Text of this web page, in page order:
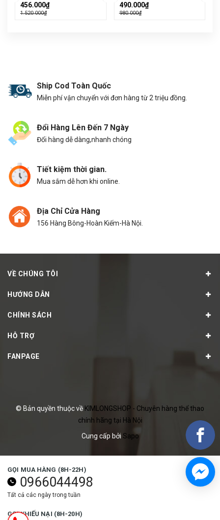
456.000₫
1.520.000₫
490.000₫
980.000₫
Ship Cod Toàn Quốc
Miễn phí vận chuyển với đơn hàng từ 2 triệu đồng.
Đổi Hàng Lên Đến 7 Ngày
Đổi hàng dễ dàng,nhanh chóng
Tiết kiệm thời gian.
Mua sắm dễ hơn khi online.
Địa Chỉ Cửa Hàng
156 Hàng Bông-Hoàn Kiếm-Hà Nội.
VỀ CHÚNG TÔI
HƯỚNG DẪN
CHÍNH SÁCH
HỖ TRỢ
FANPAGE
© Bản quyền thuộc về KIMLONGSHOP - Chuyên hàng thể thao
chính hãng tại Hà Nội
Cung cấp bởi Sapo
GỌI MUA HÀNG (8H-22H)
0966044498
Tất cả các ngày trong tuần
GỌI KHIẾU NẠI (8H-20H)